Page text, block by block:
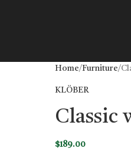
Home Furniture
KLÖBER
Classic
$189.00